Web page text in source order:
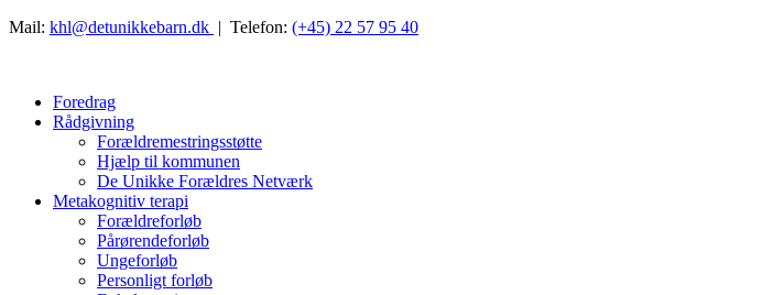
Mail: khl@detunikkebarn.dk | Telefon: (+45) 22 57 95 40
Foredrag
Rådgivning
Forældremestringsstøtte
Hjælp til kommunen
De Unikke Forældres Netværk
Metakognitiv terapi
Forældreforløb
Pårørendeforløb
Ungeforløb
Personligt forløb